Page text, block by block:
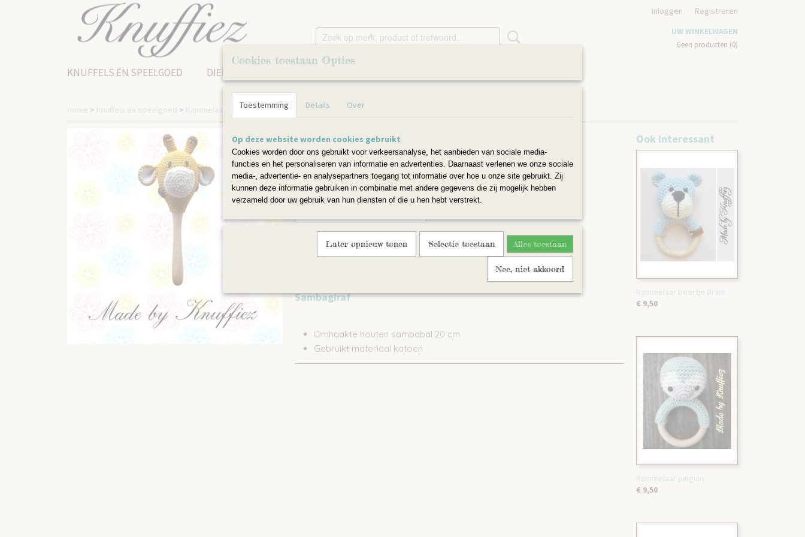
Inloggen Registreren
UW WINKELWAGEN
Geen producten (0)
KNUFFELS EN SPEELGOED DIERENKRUKJES
Home > Knuffels en speelgoed > Rammelaars Sambagiraf
Sambagiraf
€ 12,50
Aantal
IN WINKELWAGEN
Sambagiraf
Omhaakte houten sambabal 20 cm
Gebruikt materiaal katoen
Ook interessant
Rammelaar beertje Bram
€ 9,50
Rammelaar pinguin
€ 9,50
Cookies toestaan Opties
Toestemming Details Over
Op deze website worden cookies gebruikt
Cookies worden door ons gebruikt voor verkeersanalyse, het aanbieden van sociale media-
functies en het personaliseren van informatie en advertenties. Daarnaast verlenen we onze sociale
media-, advertentie- en analysepartners toegang tot informatie over hoe u onze site gebruikt. Zij
kunnen deze informatie gebruiken in combinatie met andere gegevens die zij mogelijk hebben
verzameld door uw gebruik van hun diensten of die u hen hebt verstrekt.
Later opnieuw tonen Selectie toestaan Alles toestaan
Nee, niet akkoord